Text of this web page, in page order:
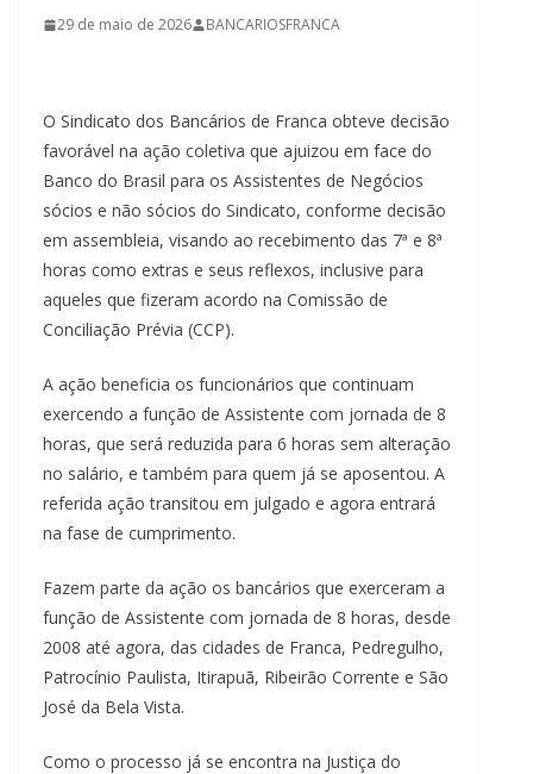
29 de maio de 2026 BANCARIOSFRANCA
O Sindicato dos Bancários de Franca obteve decisão
favorável na ação coletiva que ajuizou em face do
Banco do Brasil para os Assistentes de Negócios
sócios e não sócios do Sindicato, conforme decisão
em assembleia, visando ao recebimento das 7ª e 8ª
horas como extras e seus reflexos, inclusive para
aqueles que fizeram acordo na Comissão de
Conciliação Prévia (CCP).
A ação beneficia os funcionários que continuam
exercendo a função de Assistente com jornada de 8
horas, que será reduzida para 6 horas sem alteração
no salário, e também para quem já se aposentou. A
referida ação transitou em julgado e agora entrará
na fase de cumprimento.
Fazem parte da ação os bancários que exerceram a
função de Assistente com jornada de 8 horas, desde
2008 até agora, das cidades de Franca, Pedregulho,
Patrocínio Paulista, Itirapuã, Ribeirão Corrente e São
José da Bela Vista.
Como o processo já se encontra na Justiça do